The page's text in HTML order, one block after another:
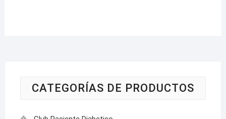
CATEGORÍAS DE PRODUCTOS